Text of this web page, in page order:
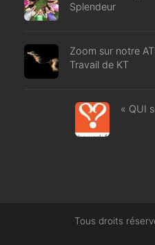
Splendeur
Zoom sur notre
Travail de KT
« QUI
Tous droits